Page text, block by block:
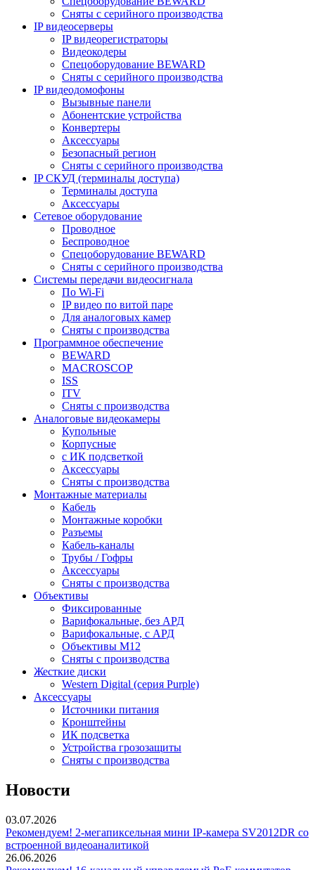
Сняты с серийного производства
IP видеосерверы
IP видеорегистраторы
Видеокодеры
Спецоборудование BEWARD
Сняты с серийного производства
IP видеодомофоны
Вызывные панели
Абонентские устройства
Конвертеры
Аксессуары
Безопасный регион
Сняты с серийного производства
IP СКУД (терминалы доступа)
Терминалы доступа
Аксессуары
Сетевое оборудование
Проводное
Беспроводное
Спецоборудование BEWARD
Сняты с серийного производства
Системы передачи видеосигнала
По Wi-Fi
IP видео по витой паре
Для аналоговых камер
Сняты с производства
Программное обеспечение
BEWARD
MACROSCOP
ISS
ITV
Сняты с производства
Аналоговые видеокамеры
Купольные
Корпусные
c ИК подсветкой
Аксессуары
Сняты с производства
Монтажные материалы
Кабель
Монтажные коробки
Разъемы
Кабель-каналы
Трубы / Гофры
Аксессуары
Сняты с производства
Объективы
Фиксированные
Варифокальные, без АРД
Варифокальные, с АРД
Объективы M12
Сняты с производства
Жесткие диски
Western Digital (серия Purple)
Аксессуары
Источники питания
Кронштейны
ИК подсветка
Устройства грозозащиты
Сняты с производства
Новости
03.07.2026
Рекомендуем! 2-мегапиксельная мини IP-камера SV2012DR со
встроенной видеоаналитикой
26.06.2026